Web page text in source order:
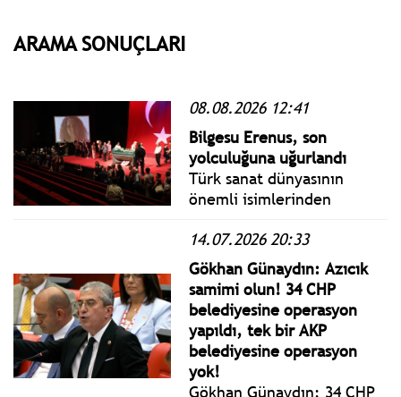
ARAMA SONUÇLARI
08.08.2026 12:41
Bilgesu Erenus, son
yolculuğuna uğurlandı
Türk sanat dünyasının
önemli isimlerinden
müzisyen kimliği ile
tanınan Bilgesu Erenus için
Harbiye Muhsin Ertuğrul
Sahnesi’nde tören
düzenlendi.
14.07.2026 20:33
Gökhan Günaydın: Azıcık
samimi olun! 34 CHP
belediyesine operasyon
yapıldı, tek bir AKP
belediyesine operasyon
yok!
Gökhan Günaydın: 34 CHP